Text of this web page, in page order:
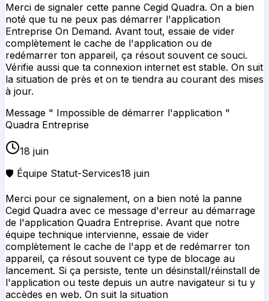
Merci de signaler cette panne Cegid Quadra. On a bien
noté que tu ne peux pas démarrer l'application
Entreprise On Demand. Avant tout, essaie de vider
complètement le cache de l'application ou de
redémarrer ton appareil, ça résout souvent ce souci.
Vérifie aussi que ta connexion internet est stable. On suit
la situation de près et on te tiendra au courant des mises
à jour.
Message " Impossible de démarrer l'application "
Quadra Entreprise
18 juin
🛡️ Équipe Statut-Services18 juin
Merci pour ce signalement, on a bien noté la panne
Cegid Quadra avec ce message d'erreur au démarrage
de l'application Quadra Entreprise. Avant que notre
équipe technique intervienne, essaie de vider
complètement le cache de l'app et de redémarrer ton
appareil, ça résout souvent ce type de blocage au
lancement. Si ça persiste, tente un désinstall/réinstall de
l'application ou teste depuis un autre navigateur si tu y
accèdes en web. On suit la situation